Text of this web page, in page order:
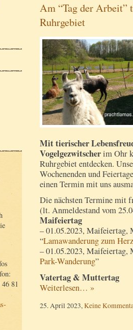
81
Am “Tag der Arbeit”
Ruhrgebiet
Mit tierischer
Vogelgezwitscherim Ohr
Ruhrgebiet entdecken.
Wochenenden und
einen Termin mit uns
Die nächsten Termine mit
(lt. Anmeldestand vom
Maifeiertag
– 01.05.2023, Maifeiertag,
“Lamawanderung zum
– 01.05.2023, Maifeiertag,
Park-Wanderung”
Vatertag & Muttertag
Weiterlesen… »
25. April 2023,Keine